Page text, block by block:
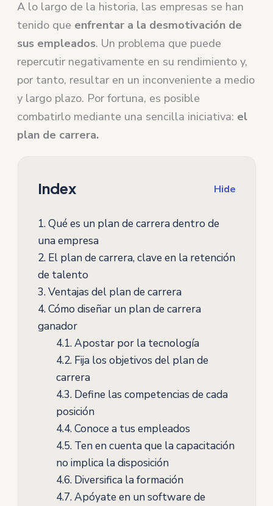
A lo largo de la historia, las empresas se han
tenido que enfrentar a la desmotivación de
sus empleados. Un problema que puede
repercutir negativamente en su rendimiento y,
por tanto, resultar en un inconveniente a medio
y largo plazo. Por fortuna, es posible
combatirlo mediante una sencilla iniciativa: el
plan de carrera.
Index Hide
1.Qué es un plan de carrera dentro de
una empresa
2.El plan de carrera, clave en la retención
de talento
3.Ventajas del plan de carrera
4.Cómo diseñar un plan de carrera
ganador
4.1.Apostar por la tecnología
4.2.Fija los objetivos del plan de
carrera
4.3.Define las competencias de cada
posición
4.4.Conoce a tus empleados
4.5.Ten en cuenta que la capacitación
no implica la disposición
4.6.Diversifica la formación
4.7.Apóyate en un software de